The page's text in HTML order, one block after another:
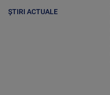
ȘTIRI ACTUALE